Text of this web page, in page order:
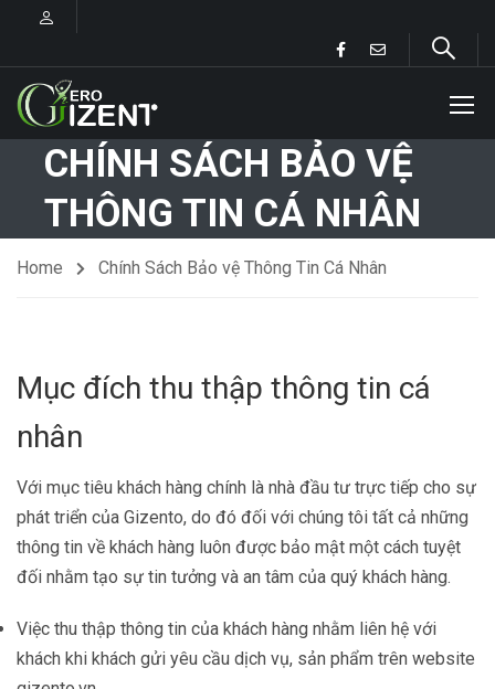
CHÍNH SÁCH BẢO VỆ
THÔNG TIN CÁ NHÂN
Home Chính Sách Bảo vệ Thông Tin Cá Nhân
Mục đích thu thập thông tin cá
nhân
Với mục tiêu khách hàng chính là nhà đầu tư trực tiếp cho sự
phát triển của Gizento, do đó đối với chúng tôi tất cả những
thông tin về khách hàng luôn được bảo mật một cách tuyệt
đối nhằm tạo sự tin tưởng và an tâm của quý khách hàng.
Việc thu thập thông tin của khách hàng nhằm liên hệ với
khách khi khách gửi yêu cầu dịch vụ, sản phẩm trên website